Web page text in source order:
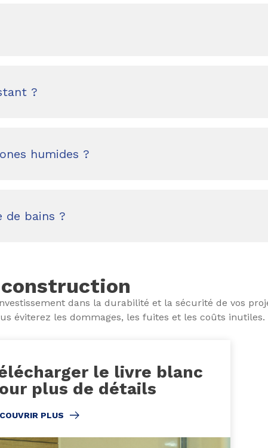
?
humides ?
de bains ?
dans la durabilité et la sécurité de vos
éviterez les dommages, les fuites et les coûts inutiles.
le livre blanc
plus de détails
PLUS